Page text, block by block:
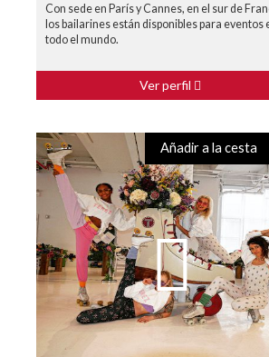
Con sede en París y Cannes, en el sur de
los bailarines están disponibles para eventos
todo el mundo.
Ver perfil
Añadir a la cesta